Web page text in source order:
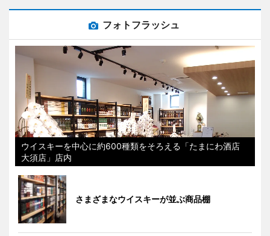
フォトフラッシュ
ウイスキーを中心に約600種類をそろえる「たまにわ酒店
大須店」店内
さまざまなウイスキーが並ぶ商品棚